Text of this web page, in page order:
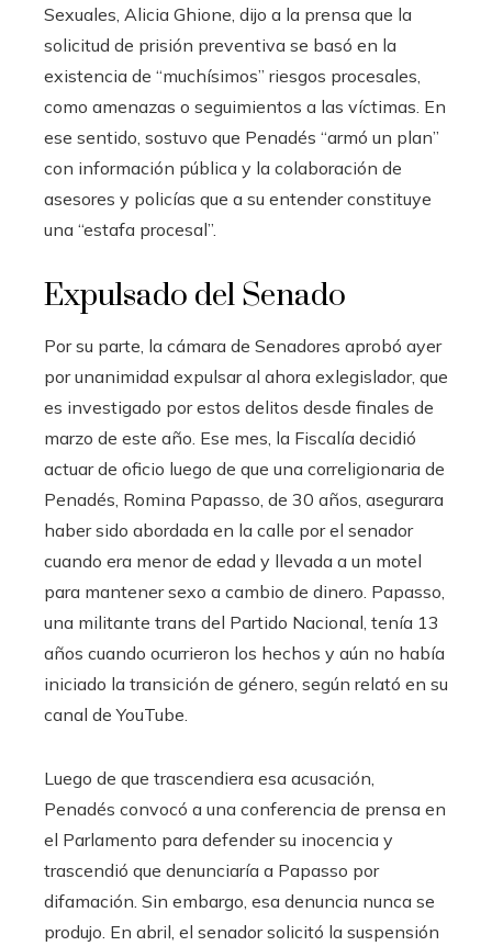
Sexuales, Alicia Ghione, dijo a la prensa que la
solicitud de prisión preventiva se basó en la
existencia de “muchísimos” riesgos procesales,
como amenazas o seguimientos a las víctimas. En
ese sentido, sostuvo que Penadés “armó un plan”
con información pública y la colaboración de
asesores y policías que a su entender constituye
una “estafa procesal”.
Expulsado del Senado
Por su parte, la cámara de Senadores aprobó ayer
por unanimidad expulsar al ahora exlegislador, que
es investigado por estos delitos desde finales de
marzo de este año. Ese mes, la Fiscalía decidió
actuar de oficio luego de que una correligionaria de
Penadés, Romina Papasso, de 30 años, asegurara
haber sido abordada en la calle por el senador
cuando era menor de edad y llevada a un motel
para mantener sexo a cambio de dinero. Papasso,
una militante trans del Partido Nacional, tenía 13
años cuando ocurrieron los hechos y aún no había
iniciado la transición de género, según relató en su
canal de YouTube.
Luego de que trascendiera esa acusación,
Penadés convocó a una conferencia de prensa en
el Parlamento para defender su inocencia y
trascendió que denunciaría a Papasso por
difamación. Sin embargo, esa denuncia nunca se
produjo. En abril, el senador solicitó la suspensión